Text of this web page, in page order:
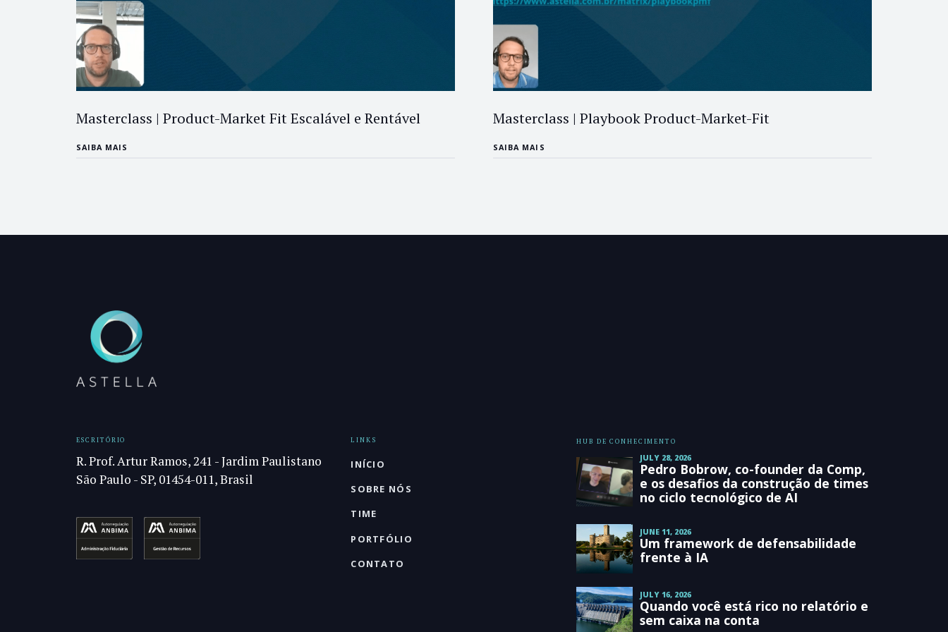
Masterclass | Product-Market Fit Escalável e Rentável
SAIBA MAIS
Masterclass | Playbook Product-Market-Fit
SAIBA MAIS
ESCRITÓRIO
R. Prof. Artur Ramos, 241 - Jardim Paulistano
São Paulo - SP, 01454-011, Brasil
LINKS
INÍCIO
SOBRE NÓS
TIME
PORTFÓLIO
CONTATO
HUB DE CONHECIMENTO
JULY 28, 2026
Pedro Bobrow, co-founder da Comp,
e os desafios da construção de times
no ciclo tecnológico de AI
JUNE 11, 2026
Um framework de defensabilidade
frente à IA
JULY 16, 2026
Quando você está rico no relatório e
sem caixa na conta